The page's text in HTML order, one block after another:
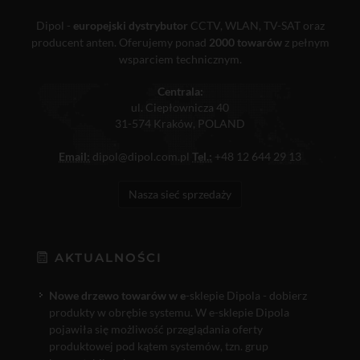
Dipol - europejski dystrybutor CCTV, WLAN, TV-SAT oraz
producent anten. Oferujemy ponad 2000 towarówz pełnym
wsparciem technicznym.
Centrala:
ul. Ciepłownicza 40
31-574 Kraków, POLAND
Email: dipol@dipol.com.pl Tel.: +48 12 644 29 13
Nasza sieć sprzedaży
AKTUALNOŚCI
Nowe drzewo towarów w e-sklepie Dipola - dobierz
produkty w obrębie systemu. W e-sklepie Dipola
pojawiła się możliwość przeglądania oferty
produktowej pod kątem systemów, tzn. grup